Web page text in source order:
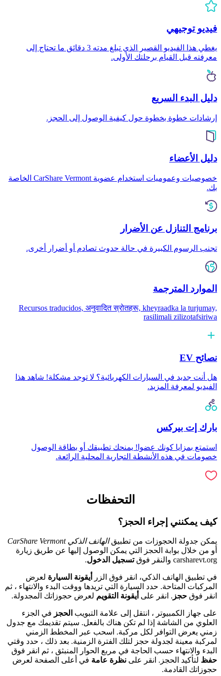
فيديو توجيهي
يغطي هذا الفيديو القصير الذي تبلغ مدته 3 دقائق ما تحتاج إلى
معرفته قبل القيام برحلتك الأولى.
دليل البدء السريع
إرشادات خطوة بخطوة حول كيفية الوصول إلى الحجز.
دليل الأعضاء
خصوصيات وعموميات استخدام عضوية CarShare Vermont الخاصة
بك.
برنامج التنازل عن الأضرار
تجنب الرسوم الكبيرة في حالة حدوث تصادم أو أضرار أخرى.
الموارد المترجمة
Recursos traducidos, अनुवादित स्रोतहरू, kheyraadka la turjumay,
rasilimali zilizotafsiriwa
نصائح EV
هل أنت جديد في السيارات الكهربائية؟ لا توجد مشكلة! شاهد هذا
الفيديو لمعرفة المزيد.
بارك إت بيركس
استمتع بمزايا كونك عضوا! يمنحك تطبيقك أو بطاقة الوصول
خصومات في هذه الأنشطة التجارية المحلية الرائعة.
التحفظات
كيف يمكنني إجراء الحجز؟
يمكن جدولة الحجوزات من تطبيقالهاتف الذكي CarShare Vermont
أو من خلال بوابة الحجز التي يمكن الوصول إليها عن طريق زيارة
carsharevt.org والنقر فوق
تسجيل الدخول.
في تطبيق الهاتف الذكي، انقر فوق الزر أيقونة السيارة لعرض
المركبات المتاحة. حدد السيارة التي تريدها ووقت البدء والانتهاء ، ثم
انقر فوق حجز . انقر على أيقونة التقويم لعرض حجوزاتك المجدولة.
على جهاز الكمبيوتر ، انتقل إلى علامة التبويب الحجز في الجزء
العلوي من الشاشة إذا لم تكن هناك بالفعل. سيتم تقديمك مع جدول
زمني يعرض التوافر لكل مركبة. اسحب عبر المخطط الزمني
لمركبة معينة لجدولة حجز لتلك الفترة الزمنية. بعد ذلك ، حدد وقتي
البدء والانتهاء حسب الحاجة في مربع الحوار المنبثق ، ثم انقر فوق
حفظ لتأكيد الحجز. انقر على نظرة عامة في أعلى الصفحة لعرض
حجوزاتك القادمة.